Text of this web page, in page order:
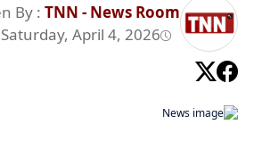
By : TNN - News Room
Saturday, April 4, 2026